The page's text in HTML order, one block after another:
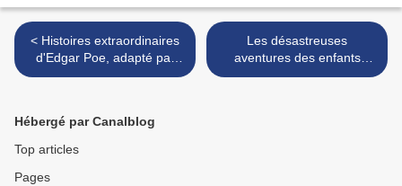
< Histoires extraordinaires
d'Edgar Poe, adapté par
Thouard et Seiter : ISSN
Les désastreuses
aventures des enfants
Baudelaire de Lemony
Hébergé par Canalblog
Top articles
Pages